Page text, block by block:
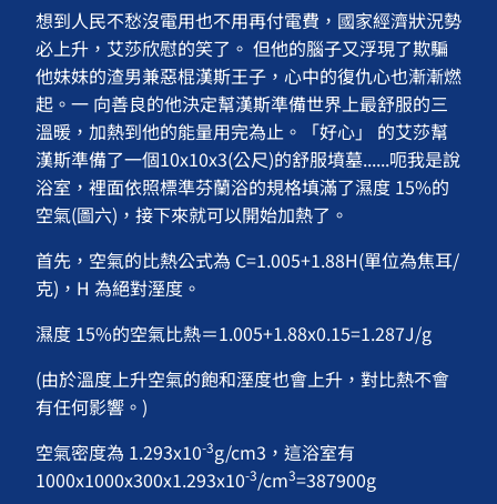
想到人民不愁沒電用也不用再付電費，國家經濟狀況勢
必上升，艾莎欣慰的笑了。 但他的腦子又浮現了欺騙
他妹妹的渣男兼惡棍漢斯王子，心中的復仇心也漸漸燃
起。一 向善良的他決定幫漢斯準備世界上最舒服的三
溫暖，加熱到他的能量用完為止。「好心」 的艾莎幫
漢斯準備了一個10x10x3(公尺)的舒服墳墓......呃我是說
浴室，裡面依照標準芬蘭浴的規格填滿了濕度 15%的
空氣(圖六)，接下來就可以開始加熱了。
首先，空氣的比熱公式為 C=1.005+1.88H(單位為焦耳/
克)，H 為絕對溼度。
濕度 15%的空氣比熱＝1.005+1.88x0.15=1.287J/g
(由於溫度上升空氣的飽和溼度也會上升，對比熱不會
有任何影響。)
空氣密度為 1.293x10-3g/cm3，這浴室有
1000x1000x300x1.293x10-3/cm3=387900g